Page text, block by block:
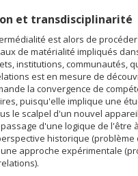
et transdisciplinarité
est alors de
de matérialité impliqués
institutions, communautés,
est en mesure de
la convergence de
puisqu'elle implique une
le scalpel d'un nouvel
d'une logique de l'être
historique (problème
approche expérimentale